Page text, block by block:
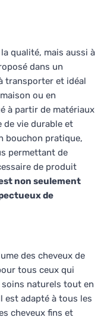
qualité, mais aussi à
dans un
transporter et idéal
ou en
à partir de matériaux
de vie durable et
bouchon pratique,
permettant de
de produit
non seulement
de
des cheveux de
tous ceux qui
naturels tout en
est adapté à tous les
cheveux fins et